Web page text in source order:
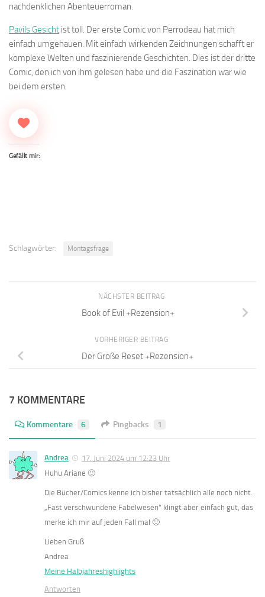
nachdenklichen Abenteuerroman.
Pavils Gesicht ist toll. Der erste Comic von Perrodeau hat mich
einfach umgehauen. Mit einfach wirkenden Zeichnungen schafft er
komplexe Welten und faszinierende Geschichten. Dies ist der dritte
Comic, den ich von ihm gelesen habe und die Faszination war wie
bei dem ersten.
Gefällt mir:
Schlagwörter: Montagsfrage
NÄCHSTER BEITRAG
Book of Evil +Rezension+
VORHERIGER BEITRAG
Der Große Reset +Rezension+
7 KOMMENTARE
Kommentare 6 Pingbacks 1
Andrea
17. Juni 2024 um 12:23 Uhr
Huhu Ariane 🙂
Die Bücher/Comics kenne ich bisher tatsächlich alle noch nicht.
„Fast verschwundene Fabelwesen“ klingt aber einfach gut, das
merke ich mir auf jeden Fall mal 🙂
Lieben Gruß
Andrea
Meine Halbjahreshighlights
Antworten